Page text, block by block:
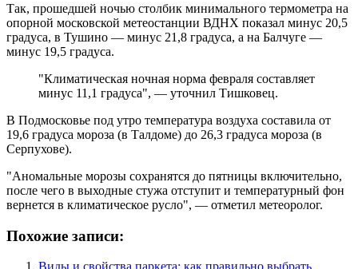
Так, прошедшей ночью столбик минимального термометра на
опорной московской метеостанции ВДНХ показал минус 20,5
градуса, в Тушино — минус 21,8 градуса, а на Балчуге —
минус 19,5 градуса.
"Климатическая ночная норма февраля составляет
минус 11,1 градуса", — уточнил Тишковец.
В Подмосковье под утро температура воздуха составила от
19,6 градуса мороза (в Талдоме) до 26,3 градуса мороза (в
Серпухове).
"Аномальные морозы сохранятся до пятницы включительно,
после чего в выходные стужа отступит и температурный фон
вернется в климатическое русло", — отметил метеоролог.
Похожие записи: